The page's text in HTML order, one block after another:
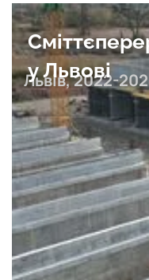
у Львові
Львів, 2022-